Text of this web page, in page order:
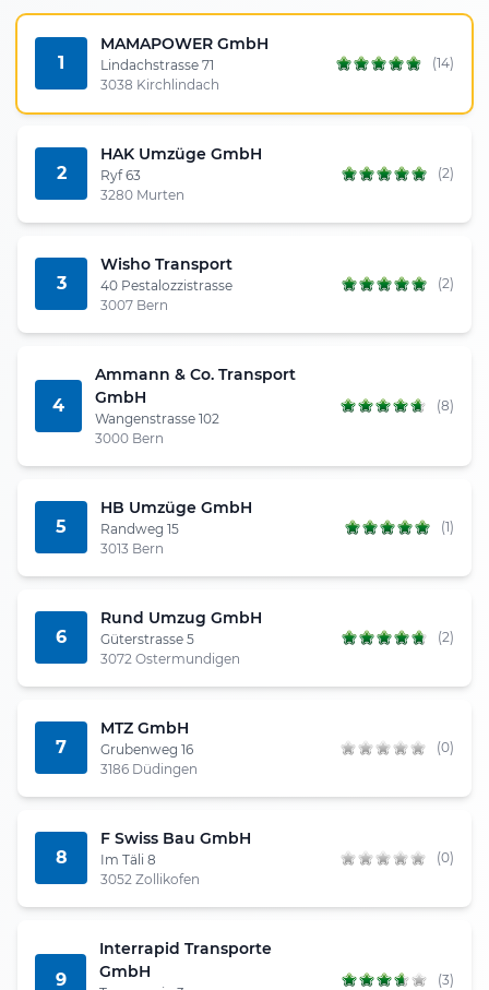
1
MAMAPOWER GmbH
Lindachstrasse 71
3038 Kirchlindach
(14)
2
HAK Umzüge GmbH
Ryf 63
3280 Murten
(2)
3
Wisho Transport
40 Pestalozzistrasse
3007 Bern
(2)
4
Ammann & Co. Transport
GmbH
Wangenstrasse 102
3000 Bern
(8)
5
HB Umzüge GmbH
Randweg 15
3013 Bern
(1)
6
Rund Umzug GmbH
Güterstrasse 5
3072 Ostermundigen
(2)
7
MTZ GmbH
Grubenweg 16
3186 Düdingen
(0)
8
F Swiss Bau GmbH
Im Täli 8
3052 Zollikofen
(0)
9
Interrapid Transporte
GmbH
(3)